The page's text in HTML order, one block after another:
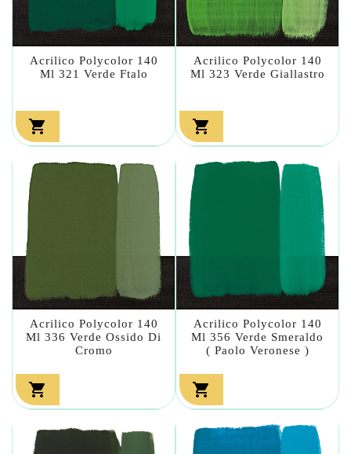
Acrilico Polycolor 140
Ml 321 Verde Ftalo

Acrilico Polycolor 140
Ml 323 Verde Giallastro

Acrilico Polycolor 140
Ml 336 Verde Ossido Di
Cromo

Acrilico Polycolor 140
Ml 356 Verde Smeraldo
( Paolo Veronese )
